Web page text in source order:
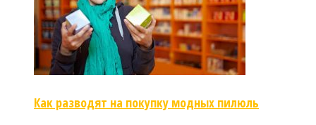
Как разводят на покупку модных пилюль